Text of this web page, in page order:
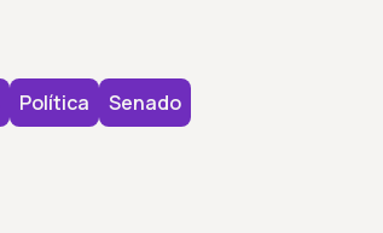
Política Senado